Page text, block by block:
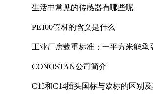
生活中常见的传感器有哪些呢
PE100管材的含义是什么
工业厂房载重标准：一平方米能承
CONOSTAN公司简介
C13和C14插头国标与欧标的区别